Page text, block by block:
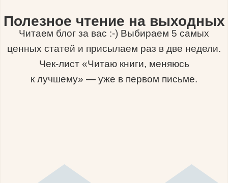
Полезное чтение на выходных
Читаем блог за вас :-) Выбираем 5 самых
ценных статей и присылаем раз в две недели.
Чек-лист «Читаю книги, меняюсь
к лучшему» — уже в первом письме.